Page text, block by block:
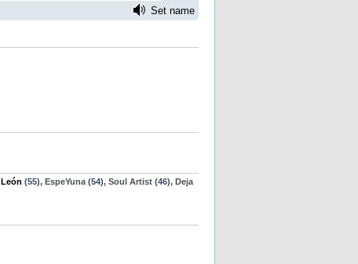
León (55), EspeYuna (54), Soul Artist (46), Deja